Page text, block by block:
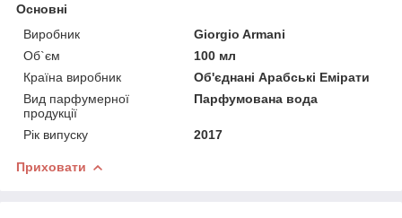
Основні
Виробник
Giorgio Armani
Об`єм
100 мл
Країна виробник
Об'єднані Арабські Емірати
Вид парфумерної
продукції
Парфумована вода
Рік випуску 2017
Приховати